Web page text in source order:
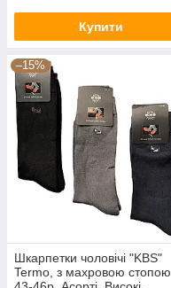
Купити
–15%
Шкарпетки чоловічі "KBS"
Termo, з махровою стопою.